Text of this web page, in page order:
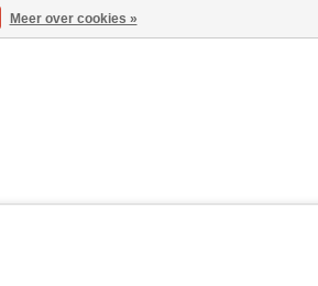
Meer over cookies »